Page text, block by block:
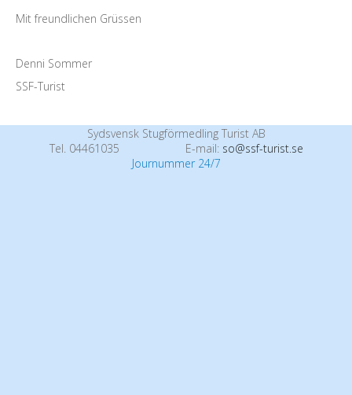
Mit freundlichen Grüssen
Denni Sommer
SSF-Turist
Sydsvensk Stugförmedling Turist AB
Tel. 04461035
E-mail: so@ssf-turist.se
Journummer 24/7